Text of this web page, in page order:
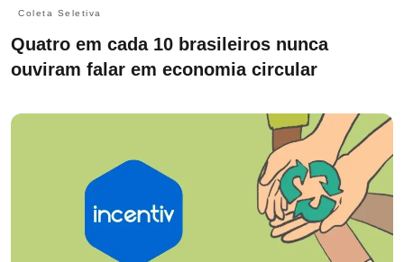
Coleta Seletiva
Quatro em cada 10 brasileiros nunca
ouviram falar em economia circular